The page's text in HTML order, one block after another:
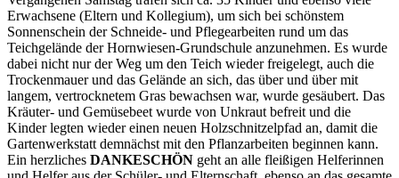
Erwachsene (Eltern und Kollegium), um sich bei schönstem
Sonnenschein der Schneide- und Pflegearbeiten rund um das
Teichgelände der Hornwiesen-Grundschule anzunehmen. Es wurde
dabei nicht nur der Weg um den Teich wieder freigelegt, auch die
Trockenmauer und das Gelände an sich, das über und über mit
langem, vertrocknetem Gras bewachsen war, wurde gesäubert. Das
Kräuter- und Gemüsebeet wurde von Unkraut befreit und die
Kinder legten wieder einen neuen Holzschnitzelpfad an, damit die
Gartenwerkstatt demnächst mit den Pflanzarbeiten beginnen kann.
Ein herzliches DANKESCHÖN geht an alle fleißigen Helferinnen